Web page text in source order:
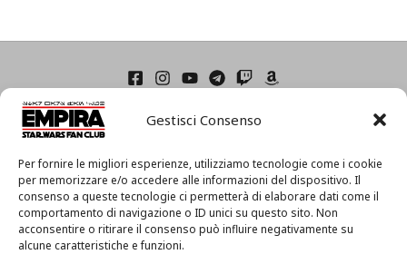
Gestisci Consenso
Per fornire le migliori esperienze, utilizziamo tecnologie come i cookie
per memorizzare e/o accedere alle informazioni del dispositivo. Il
consenso a queste tecnologie ci permetterà di elaborare dati come il
comportamento di navigazione o ID unici su questo sito. Non
acconsentire o ritirare il consenso può influire negativamente su
alcune caratteristiche e funzioni.
Condizioni di Utilizzo
Privacy
I
l
m
i